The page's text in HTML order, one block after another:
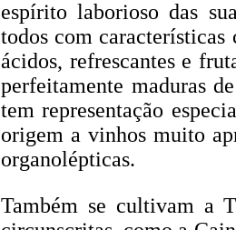
espírito laborioso das
todos com
ácidos, refrescantes e
perfeitamente maduras
tem representação
origem a vinhos muito
organolépticas.
Também se cultivam a